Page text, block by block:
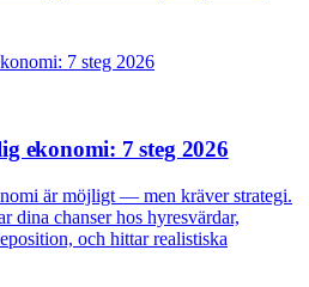
ekonomi: 7 steg 2026
är möjligt — men kräver strategi.
dina chanser hos hyresvärdar,
och hittar realistiska